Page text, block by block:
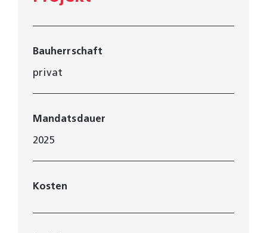
Bauherrschaft
privat
Mandatsdauer
2025
Kosten